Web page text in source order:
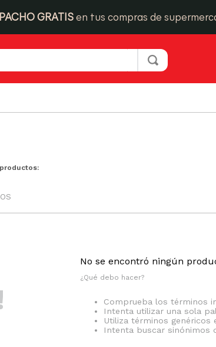
GRATIS en tus compras de
No se encontró ningún
¿Qué debo hacer?
Comprueba los términos
Intenta utilizar una sola
Utiliza términos genéricos
Intenta buscar sinónimos